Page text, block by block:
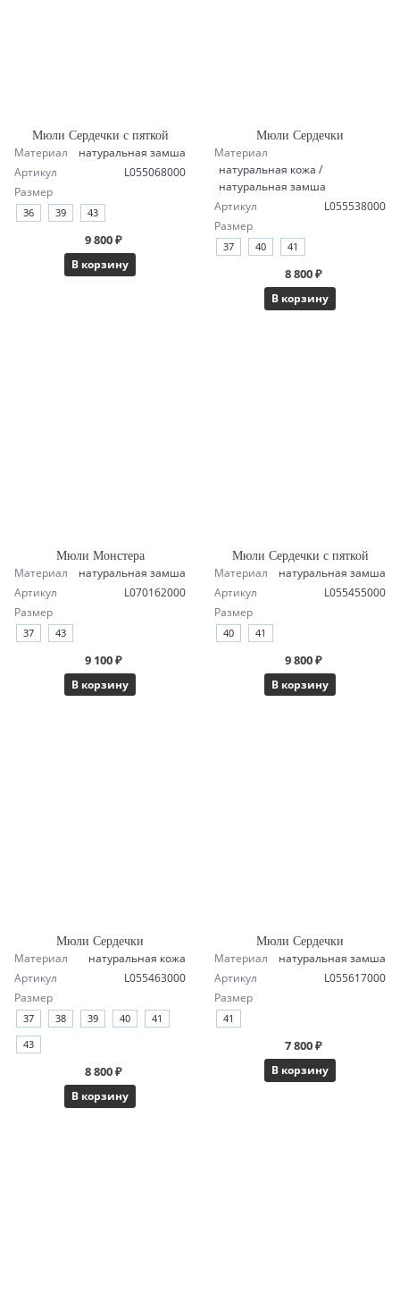
Мюли Сердечки с пяткой
Материал
натуральная замша
Артикул
L055068000
Размер
36 39 43
9 800 ₽
В корзину
Мюли Сердечки
Материал
натуральная кожа /
натуральная замша
Артикул
L055538000
Размер
37 40 41
8 800 ₽
В корзину
Мюли Монстера
Материал
натуральная замша
Артикул
L070162000
Размер
37 43
9 100 ₽
В корзину
Мюли Сердечки с пяткой
Материал
натуральная замша
Артикул
L055455000
Размер
40 41
9 800 ₽
В корзину
Мюли Сердечки
Материал
натуральная кожа
Артикул
L055463000
Размер
37 38 39 40
41
43
8 800 ₽
В корзину
Мюли Сердечки
Материал
натуральная замша
Артикул
L055617000
Размер
41
7 800 ₽
В корзину